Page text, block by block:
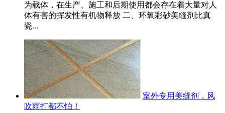
为载体，在生产、施工和后期使用都会存在着大量对人
体有害的挥发性有机物释放 二、环氧彩砂美缝剂比真
瓷...
室外专用美缝剂，风
吹雨打都不怕！